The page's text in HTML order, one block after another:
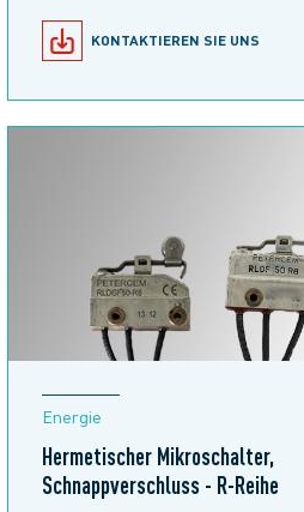
KONTAKTIEREN SIE UNS
Energie
Hermetischer Mikroschalter,
Schnappverschluss - R-Reihe